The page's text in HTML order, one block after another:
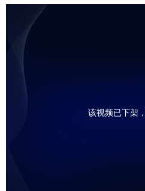
该视频已下架